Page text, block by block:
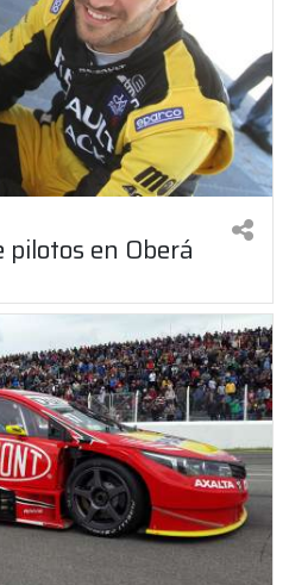
en Oberá